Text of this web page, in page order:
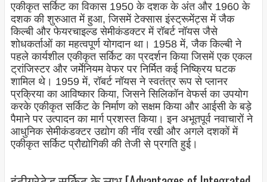
एकीकृत सर्किट का विकास 1950 के दशक के अंत और 1960 के
दशक की शुरुआत में हुआ, जिसमें टेक्सास इंस्ट्रूमेंट्स में जैक
किल्बी और फेयरचाइल्ड सेमीकंडक्टर में रॉबर्ट नॉयस जैसे
शोधकर्ताओं का महत्वपूर्ण योगदान था। 1958 में, जैक किल्बी ने
पहले कार्यशील एकीकृत सर्किट का प्रदर्शन किया जिसमें एक एकल
ट्रांजिस्टर और जर्मेनियम वेफर पर निर्मित कई निष्क्रिय घटक
शामिल थे। 1959 में, रॉबर्ट नॉयस ने स्वतंत्र रूप से प्लानर
प्रक्रिया का आविष्कार किया, जिसने सिलिकॉन वेफर्स का उपयोग
करके एकीकृत सर्किट के निर्माण को सक्षम किया और आईसी के बड़े
पैमाने पर उत्पादन का मार्ग प्रशस्त किया। इन अभूतपूर्व नवाचारों ने
आधुनिक सेमीकंडक्टर उद्योग की नींव रखी और अगले दशकों में
एकीकृत सर्किट प्रौद्योगिकी की तेजी से प्रगति हुई।